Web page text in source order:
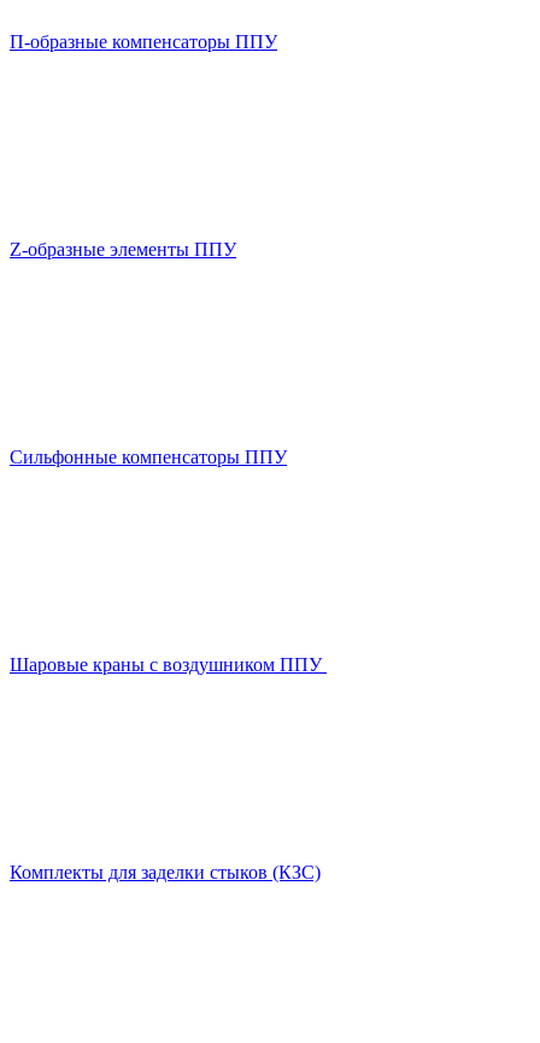
П-образные компенсаторы ППУ
Z-образные элементы ППУ
Сильфонные компенсаторы ППУ
Шаровые краны с воздушником ППУ
Комплекты для заделки стыков (КЗС)